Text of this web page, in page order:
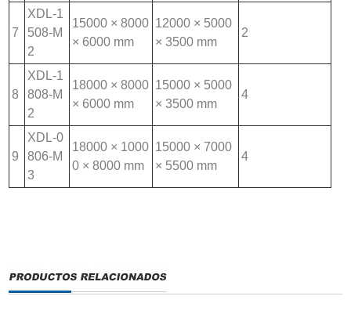
7
XDL-1
508-M
2
15000 × 8000
× 6000 mm
12000 × 5000
× 3500 mm
2
8
XDL-1
808-M
2
18000 × 8000
× 6000 mm
15000 × 5000
× 3500 mm
4
9
XDL-0
806-M
3
18000 × 1000
0 × 8000 mm
15000 × 7000
× 5500 mm
4